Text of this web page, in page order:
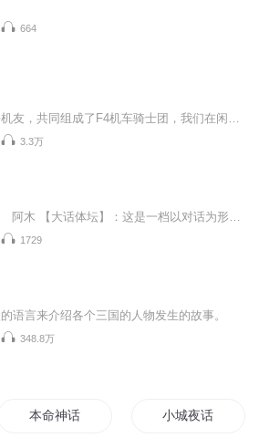
664
3.3万
1729
语言来介绍各个三国的人物发生的故事。
348.8万
本命神话 小城夜话